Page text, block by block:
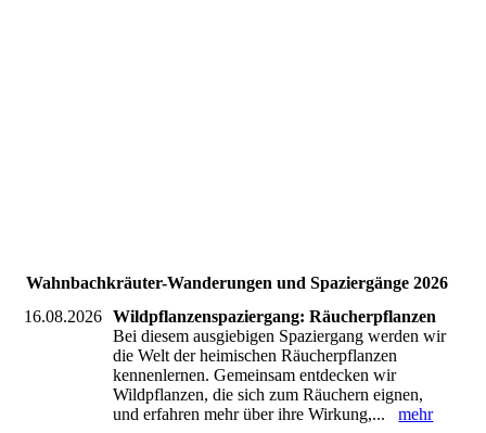
Wahnbachkräuter-Wanderungen und Spaziergänge 2026
16.08.2026
Wildpflanzenspaziergang: Räucherpflanzen
Bei diesem ausgiebigen Spaziergang werden wir
die Welt der heimischen Räucherpflanzen
kennenlernen. Gemeinsam entdecken wir
Wildpflanzen, die sich zum Räuchern eignen,
und erfahren mehr über ihre Wirkung,...mehr